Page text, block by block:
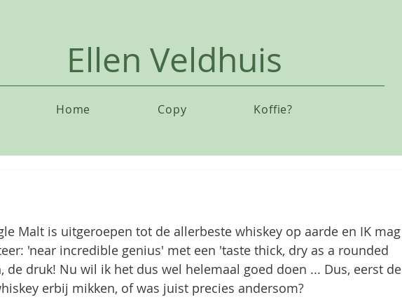
Ellen Veldhuis
Home Copy Koffie?
Malt is uitgeroepen tot de allerbeste whiskey op aarde en IK mag
'near incredible genius' met een 'taste thick, dry as a rounded
de druk! Nu wil ik het dus wel helemaal goed doen ... Dus, eerst de
erbij mikken, of was juist precies andersom?